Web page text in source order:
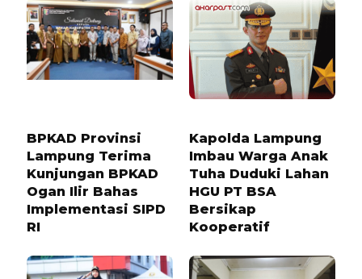
BPKAD Provinsi
Lampung Terima
Kunjungan BPKAD
Ogan Ilir Bahas
Implementasi SIPD
RI
Kapolda Lampung
Imbau Warga Anak
Tuha Duduki Lahan
HGU PT BSA
Bersikap
Kooperatif